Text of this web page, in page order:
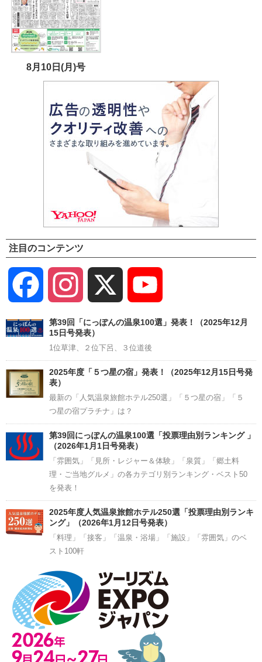
8月10日(月)号
注目のコンテンツ
Facebook Instagram
Channel
第39回「にっぽんの温泉100選」発表！（2025年12月
15日号発表）
1位草津、２位下呂、３位道後
2025年度「５つ星の宿」発表！（2025年12月15日号発
表）
最新の「人気温泉旅館ホテル250選」「５つ星の宿」「５
つ星の宿プラチナ」は？
第39回にっぽんの温泉100選「投票理由別ランキング 」
（2026年1月1日号発表）
「雰囲気」「見所・レジャー＆体験」「泉質」「郷土料
理・ご当地グルメ」の各カテゴリ別ランキング・ベスト50
を発表！
2025年度人気温泉旅館ホテル250選「投票理由別ランキ
ング」（2026年1月12日号発表）
「料理」「接客」「温泉・浴場」「施設」「雰囲気」のベ
スト100軒